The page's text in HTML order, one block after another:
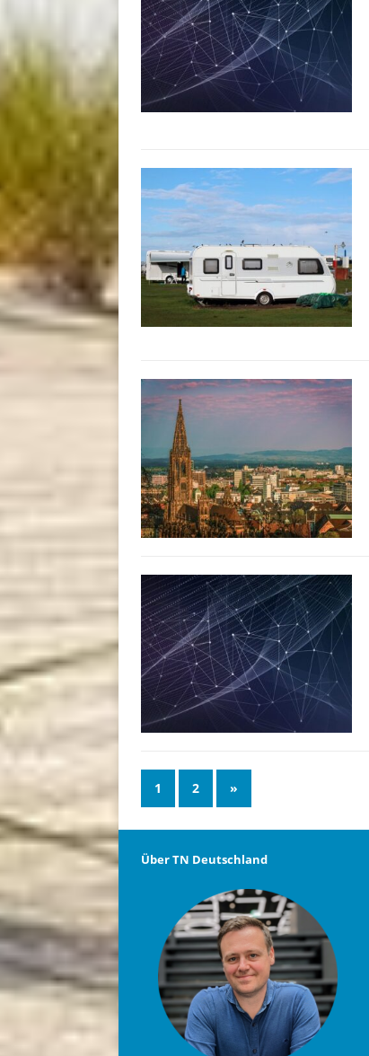
1 2 »
Über TN Deutschland